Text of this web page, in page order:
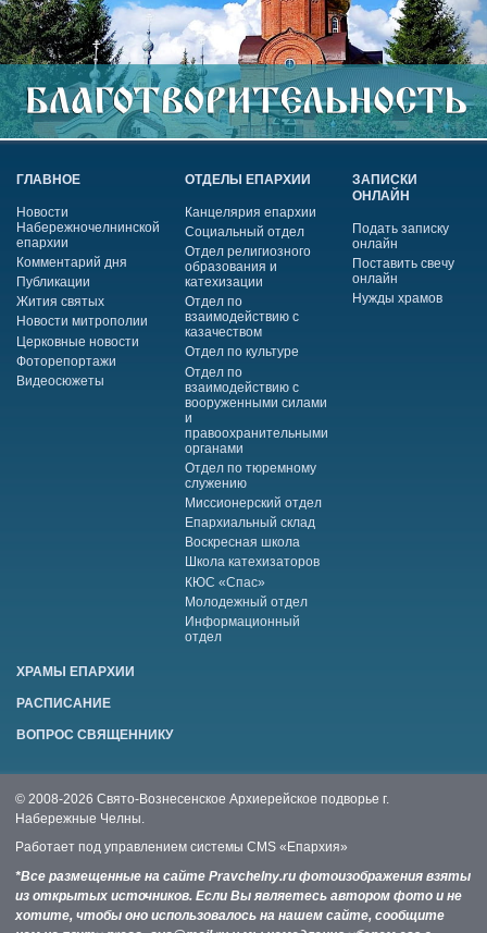
ГЛАВНОЕ
Новости
Набережночелнинской
епархии
Комментарий дня
Публикации
Жития святых
Новости митрополии
Церковные новости
Фоторепортажи
Видеосюжеты
ОТДЕЛЫ ЕПАРХИИ
Канцелярия епархии
Социальный отдел
Отдел религиозного
образования и
катехизации
Отдел по
взаимодействию с
казачеством
Отдел по культуре
Отдел по
взаимодействию с
вооруженными силами
и
правоохранительными
органами
Отдел по тюремному
служению
Миссионерский отдел
Епархиальный склад
Воскресная школа
Школа катехизаторов
КЮС «Спас»
Молодежный отдел
Информационный
отдел
ЗАПИСКИ
ОНЛАЙН
Подать записку
онлайн
Поставить свечу
онлайн
Нужды храмов
ХРАМЫ ЕПАРХИИ
РАСПИСАНИЕ
ВОПРОС СВЯЩЕННИКУ
© 2008-2026 Свято-Вознесенское Архиерейское подворье г.
Набережные Челны.
Работает под управлением системы CMS «Епархия»
*Все размещенные на сайте Pravchelny.ru фотоизображения взяты
из открытых источников. Если Вы являетесь автором фото и не
хотите, чтобы оно использовалось на нашем сайте, сообщите